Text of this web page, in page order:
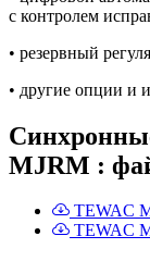
с контролем
• резервный
• другие опции и
MJRM :
TEWAC
TEWAC